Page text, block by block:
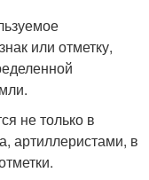
или отметку,
не только в
артиллеристами, в